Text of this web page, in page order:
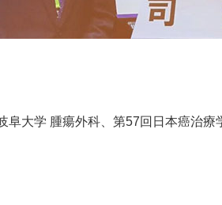
阜大学 腫瘍外科、第57回日本癌治療